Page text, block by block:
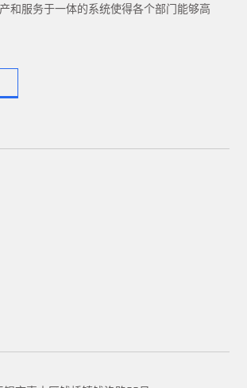
和服务于一体的系统使得各个部门能够高